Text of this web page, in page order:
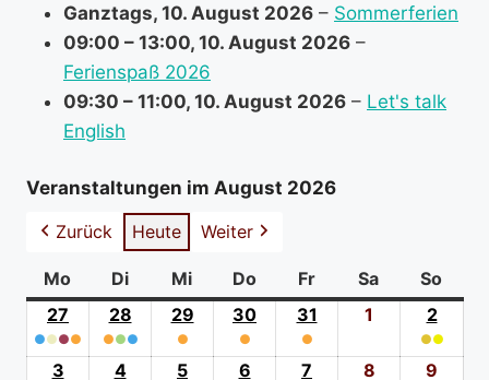
a
o
t
Ganztags, 10. August 2026 – Sommerferien
09:00 – 13:00, 10. August 2026 –
Ferienspaß 2026
09:30 – 11:00, 10. August 2026 – Let's talk
English
Veranstaltungen im August 2026
Zurück
Heute Weiter
Mo Montag
DiDienstag
Mi Mittwoch
DoDonnerstag
FrFreitag
Sa Samstag
So
27
Juli
●●●●
(4
28
Juli
●●●
(3
29
2026
●
(1
30
2026
●
(1
31
●
(1
1
August
2026
22.
●●
(2
3 44.
5 6 7 8 9